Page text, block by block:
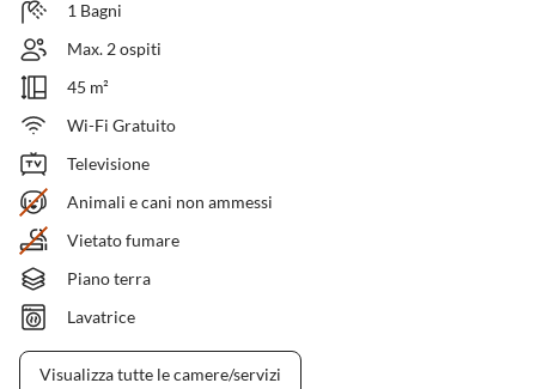
1 Bagni
Max. 2 ospiti
45 m²
Wi-Fi Gratuito
Televisione
Animali e cani non ammessi
Vietato fumare
Piano terra
Lavatrice
Visualizza tutte le camere/servizi